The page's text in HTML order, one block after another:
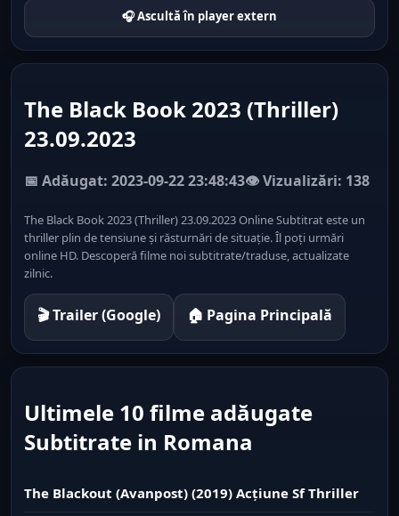
🎧 Ascultă în player extern
The Black Book 2023 (Thriller)
23.09.2023
📅 Adăugat: 2023-09-22 23:48:43👁️ Vizualizări: 138
The Black Book 2023 (Thriller) 23.09.2023 Online Subtitrat este un
thriller plin de tensiune și răsturnări de situație. Îl poți urmări
online HD. Descoperă filme noi subtitrate/traduse, actualizate
zilnic.
🎬 Trailer (Google) 🏠 Pagina Principală
Ultimele 10 filme adăugate
Subtitrate in Romana
The Blackout (Avanpost) (2019) Acțiune Sf Thriller